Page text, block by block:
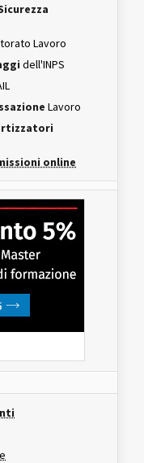
Lavoro
dell'INPS
Lavoro
online